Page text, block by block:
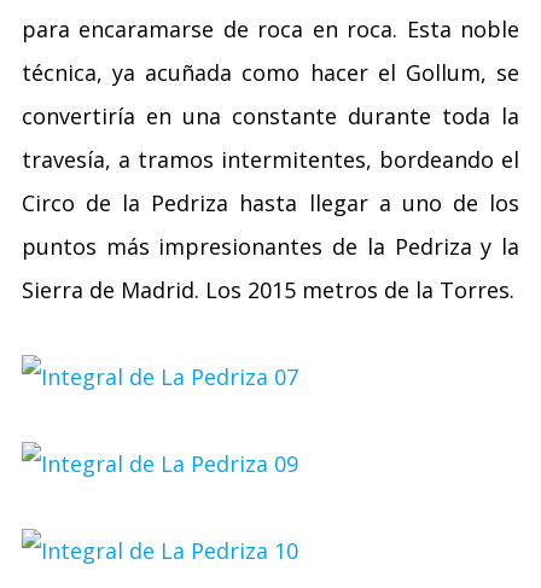
para encaramarse de roca en roca. Esta noble
técnica, ya acuñada como hacer el Gollum, se
convertiría en una constante durante toda la
travesía, a tramos intermitentes, bordeando el
Circo de la Pedriza hasta llegar a uno de los
puntos más impresionantes de la Pedriza y la
Sierra de Madrid. Los 2015 metros de la Torres.